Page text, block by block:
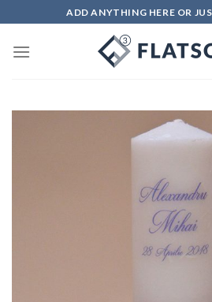
to
content
ADD ANYTHING HERE OR